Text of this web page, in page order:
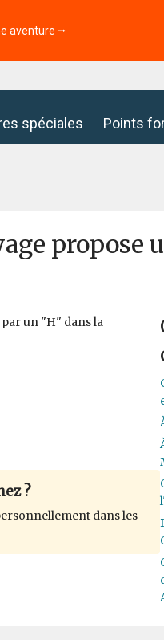
aventure ⭢
spéciales Points
propose
un "H" dans la
?
dans les